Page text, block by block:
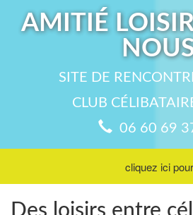
AMITIÉ
SITE DE
CLUB
06 60 69
cliquez ici
Des loisirs entre